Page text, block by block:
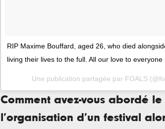
RIP Maxime Bouffard, aged 26, who died
living their lives to the full. All our love to everyone
Une publication partagée par FOALS
Comment avez-vous abordé
l’organisation d’un festival